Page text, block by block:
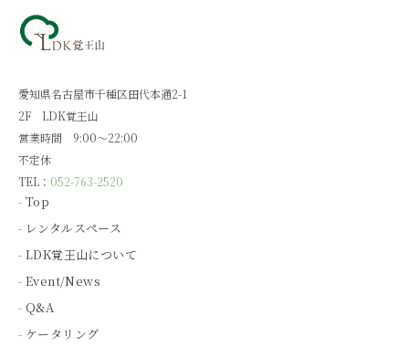
愛知県名古屋市千種区田代本通2-1
2F LDK覚王山
営業時間 9:00～22:00
不定休
TEL： 052-763-2520
Top
レンタルスペース
LDK覚王山について
Event/News
Q&A
ケータリング